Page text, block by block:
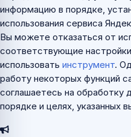
информацию в порядке,
использования сервиса
Вы можете отказаться от
соответствующие
использовать инструмент.
работу некоторых функций
соглашаетесь на обработку
порядке и целях, указанных